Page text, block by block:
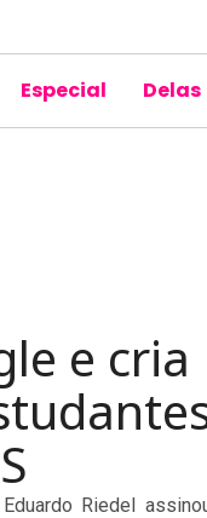
Especial Delas
e cria
Riedel